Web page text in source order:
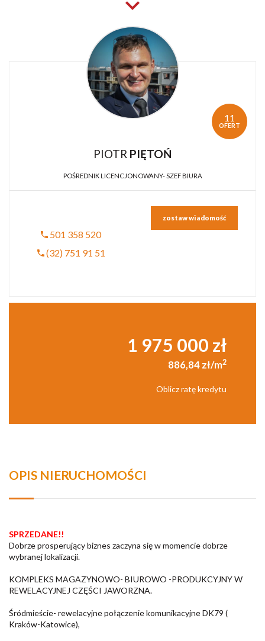
11
OFERT
PIOTR PIĘTOŃ
POŚREDNIK LICENCJONOWANY- SZEF BIURA
501 358 520
(32) 751 91 51
zostaw wiadomość
1 975 000 zł
886,84 zł/m2
Oblicz ratę kredytu
OPIS NIERUCHOMOŚCI
SPRZEDANE!!
Dobrze prosperujący biznes zaczyna się w momencie dobrze
wybranej lokalizacji.
KOMPLEKS MAGAZYNOWO- BIUROWO -PRODUKCYJNY W
REWELACYJNEJ CZĘŚCI JAWORZNA.
Śródmieście- rewelacyjne połączenie komunikacyjne DK79 (
Kraków-Katowice),